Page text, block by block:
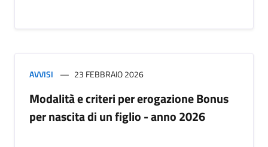
AVVISI 23 FEBBRAIO 2026
Modalità e criteri per erogazione Bonus
per nascita di un figlio - anno 2026